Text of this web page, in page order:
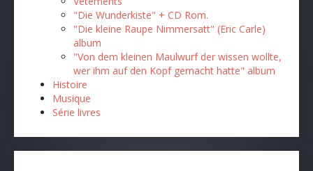
"Die Wunderkiste" + CD Rom.
"Die kleine Raupe Nimmersatt" (Eric Carle)
album
"Von dem kleinen Maulwurf der wissen wollte,
wer ihm auf den Kopf gemacht hatte" album
Histoire
Musique
Série livres